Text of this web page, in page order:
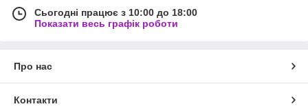
Сьогодні працює з 10:00 до 18:00
Показати весь графік роботи
Про нас
Контакти